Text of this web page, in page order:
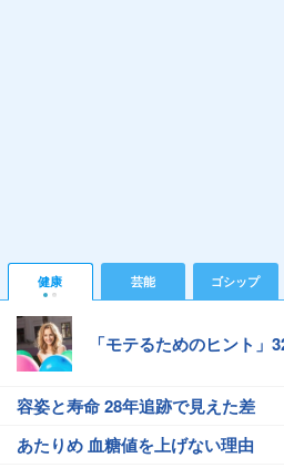
健康 芸能 ゴシップ
「モテるためのヒント」
容姿と寿命 28年追跡で見えた差
あたりめ 血糖値を上げない理由